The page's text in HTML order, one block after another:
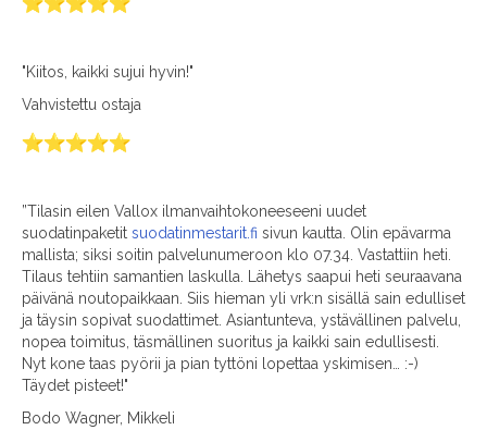
"Kiitos, kaikki sujui hyvin!"
Vahvistettu ostaja
”Tilasin eilen Vallox ilmanvaihtokoneeseeni uudet
suodatinpaketit suodatinmestarit.fi sivun kautta. Olin epävarma
mallista; siksi soitin palvelunumeroon klo 07.34. Vastattiin heti.
Tilaus tehtiin samantien laskulla. Lähetys saapui heti seuraavana
päivänä noutopaikkaan. Siis hieman yli vrk:n sisällä sain edulliset
ja täysin sopivat suodattimet. Asiantunteva, ystävällinen palvelu,
nopea toimitus, täsmällinen suoritus ja kaikki sain edullisesti.
Nyt kone taas pyörii ja pian tyttöni lopettaa yskimisen… :-)
Täydet pisteet!"
Bodo Wagner, Mikkeli